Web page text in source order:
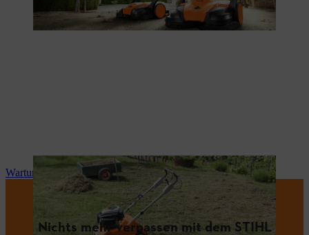
Wartung und Reparatur
Nichts mehr verpassen mit dem STIHL